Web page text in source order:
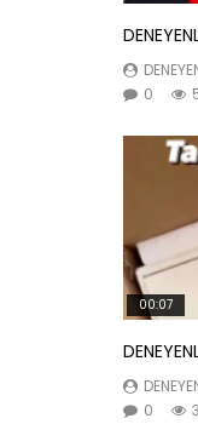
0
00:07
0